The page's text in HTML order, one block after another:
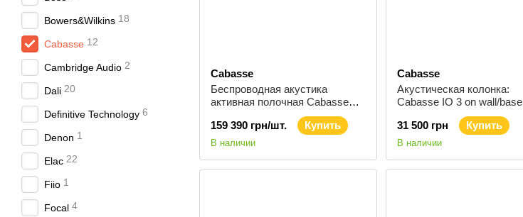
Cabasse
Беспроводная акустика
активная полочная Cabasse
159 390 грн/шт.
Купить
В наличии
Cabasse
Акустическая колонка:
Cabasse IO 3 on wall/base
version Black 239170
31 500 грн
Купить
В наличии
Bowers&Wilkins 18
Cabasse 12
Cambridge Audio 2
Dali 20
Definitive Technology 6
Denon 1
Elac 22
Fiio 1
Focal 4